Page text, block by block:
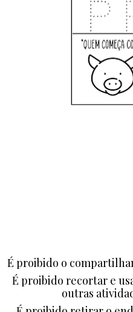
É proibido o
É proibido recortar e
outras